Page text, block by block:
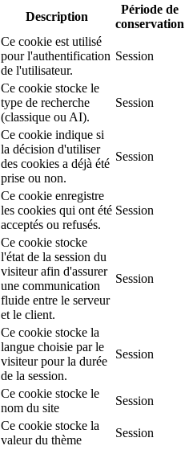
Description
Période de
conservation
Ce cookie est utilisé
pour l'authentification
de l'utilisateur.
Session
Ce cookie stocke le
type de recherche
(classique ou AI).
Session
Ce cookie indique si
la décision d'utiliser
des cookies a déjà été
prise ou non.
Session
Ce cookie enregistre
les cookies qui ont été
acceptés ou refusés.
Session
Ce cookie stocke
l'état de la session du
visiteur afin d'assurer
une communication
fluide entre le serveur
et le client.
Session
Ce cookie stocke la
langue choisie par le
visiteur pour la durée
de la session.
Session
Ce cookie stocke le
nom du site
Session
Ce cookie stocke la
valeur du thème
Session